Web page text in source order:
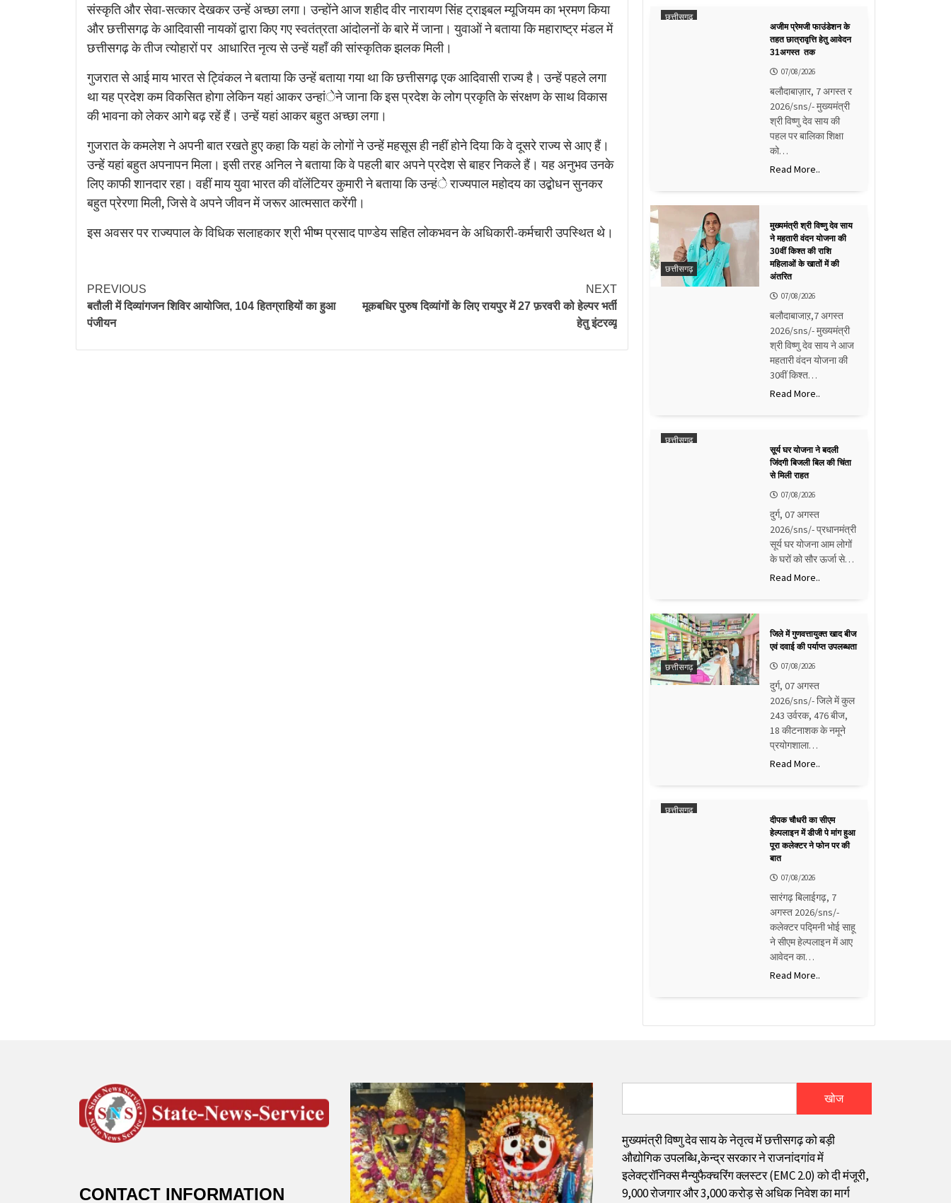
संस्कृति और सेवा-सत्कार देखकर उन्हें अच्छा लगा। उन्होंने आज शहीद वीर नारायण सिंह ट्राइबल म्यूजियम का भ्रमण किया
और छत्तीसगढ़ के आदिवासी नायकों द्वारा किए गए स्वतंत्रता आंदोलनों के बारे में जाना। युवाओं ने बताया कि महाराष्ट्र मंडल में
छत्तीसगढ़ के तीज त्योहारों पर आधारित नृत्य से उन्हें यहाँ की सांस्कृतिक झलक मिली।
गुजरात से आई माय भारत से ट्विंकल ने बताया कि उन्हें बताया गया था कि छत्तीसगढ़ एक आदिवासी राज्य है। उन्हें पहले लगा
था यह प्रदेश कम विकसित होगा लेकिन यहां आकर उन्हांेने जाना कि इस प्रदेश के लोग प्रकृति के संरक्षण के साथ विकास
की भावना को लेकर आगे बढ़ रहें हैं। उन्हें यहां आकर बहुत अच्छा लगा।
गुजरात के कमलेश ने अपनी बात रखते हुए कहा कि यहां के लोगों ने उन्हें महसूस ही नहीं होने दिया कि वे दूसरे राज्य से आए हैं।
उन्हें यहां बहुत अपनापन मिला। इसी तरह अनिल ने बताया कि वे पहली बार अपने प्रदेश से बाहर निकले हैं। यह अनुभव उनके
लिए काफी शानदार रहा। वहीं माय युवा भारत की वॉलेंटियर कुमारी ने बताया कि उन्हंे राज्यपाल महोदय का उद्बोधन सुनकर
बहुत प्रेरणा मिली, जिसे वे अपने जीवन में जरूर आत्मसात करेंगी।
इस अवसर पर राज्यपाल के विधिक सलाहकार श्री भीष्म प्रसाद पाण्डेय सहित लोकभवन के अधिकारी-कर्मचारी उपस्थित थे।
PREVIOUS
बतौली में दिव्यांगजन शिविर आयोजित, 104 हितग्राहियों का हुआ
पंजीयन
NEXT
मूकबधिर पुरुष दिव्यांगों के लिए रायपुर में 27 फ़रवरी को हेल्पर भर्ती
हेतु इंटरव्यू
छत्तीसगढ़
अजीम प्रेमजी फाउंडेशन के
तहत छात्रावृत्ति हेतु आवेदन
31अगस्त तक
07/08/2026
बलौदाबाज़ार, 7 अगस्त र
2026/sns/- मुख्यमंत्री
श्री विष्णु देव साय की
पहल पर बालिका शिक्षा
को…
Read More..
छत्तीसगढ़
मुख्यमंत्री श्री विष्णु देव साय
ने महतारी वंदन योजना की
30वीं किश्त की राशि
महिलाओं के खातों में की
अंतरित
07/08/2026
बलौदाबाजाऱ,7 अगस्त
2026/sns/- मुख्यमंत्री
श्री विष्णु देव साय ने आज
महतारी वंदन योजना की
30वीं किश्त…
Read More..
छत्तीसगढ़
सूर्य घर योजना ने बदली
जिंदगी बिजली बिल की चिंता
से मिली राहत
07/08/2026
दुर्ग, 07 अगस्त
2026/sns/- प्रधानमंत्री
सूर्य घर योजना आम लोगों
के घरों को सौर ऊर्जा से…
Read More..
छत्तीसगढ़
जिले में गुणवत्तायुक्त खाद बीज
एवं दवाई की पर्याप्त उपलब्धता
07/08/2026
दुर्ग, 07 अगस्त
2026/sns/- जिले में कुल
243 उर्वरक, 476 बीज,
18 कीटनाशक के नमूने
प्रयोगशाला…
Read More..
छत्तीसगढ़
दीपक चौधरी का सीएम
हेल्पलाइन में डीजी पे मांग हुआ
पूरा कलेक्टर ने फोन पर की
बात
07/08/2026
सारंगढ़ बिलाईगढ़, 7
अगस्त 2026/sns/-
कलेक्टर पद्मिनी भोई साहू
ने सीएम हेल्पलाइन में आए
आवेदन का…
Read More..
CONTACT INFORMATION
खोज
मुख्यमंत्री विष्णु देव साय के नेतृत्व में छत्तीसगढ़ को बड़ी
औद्योगिक उपलब्धि,केन्द्र सरकार ने राजनांदगांव में
इलेक्ट्रॉनिक्स मैन्युफैक्चरिंग क्लस्टर (EMC 2.0) को दी मंजूरी,
9,000 रोजगार और ₹3,000 करोड़ से अधिक निवेश का मार्ग